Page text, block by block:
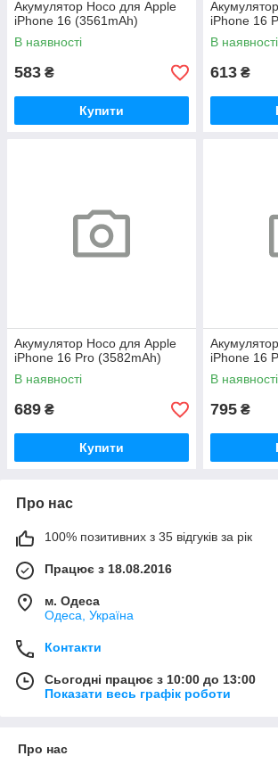
Акумулятор Hoco для Apple
iPhone 16 (3561mAh)
В наявності
583 ₴
Купити
iPhone 16
В наявності
613 ₴
Акумулятор Hoco для Apple
iPhone 16 Pro (3582mAh)
В наявності
689 ₴
Купити
iPhone 16
В наявності
795 ₴
Про нас
100% позитивних з 35 відгуків за рік
Працює з 18.08.2016
м. Одеса
Одеса, Україна
Контакти
Сьогодні працює з 10:00 до 13:00
Показати весь графік роботи
Про нас